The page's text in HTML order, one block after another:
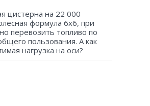
цистерна на 22 000
формула 6х6, при
перевозить топливо по
пользования. А как
нагрузка на оси?